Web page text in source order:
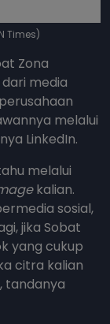
Times)
Zona
dari media
melalui
LinkedIn.
melalui
kalian.
sosial,
jika Sobat
yang cukup
citra kalian
tandanya